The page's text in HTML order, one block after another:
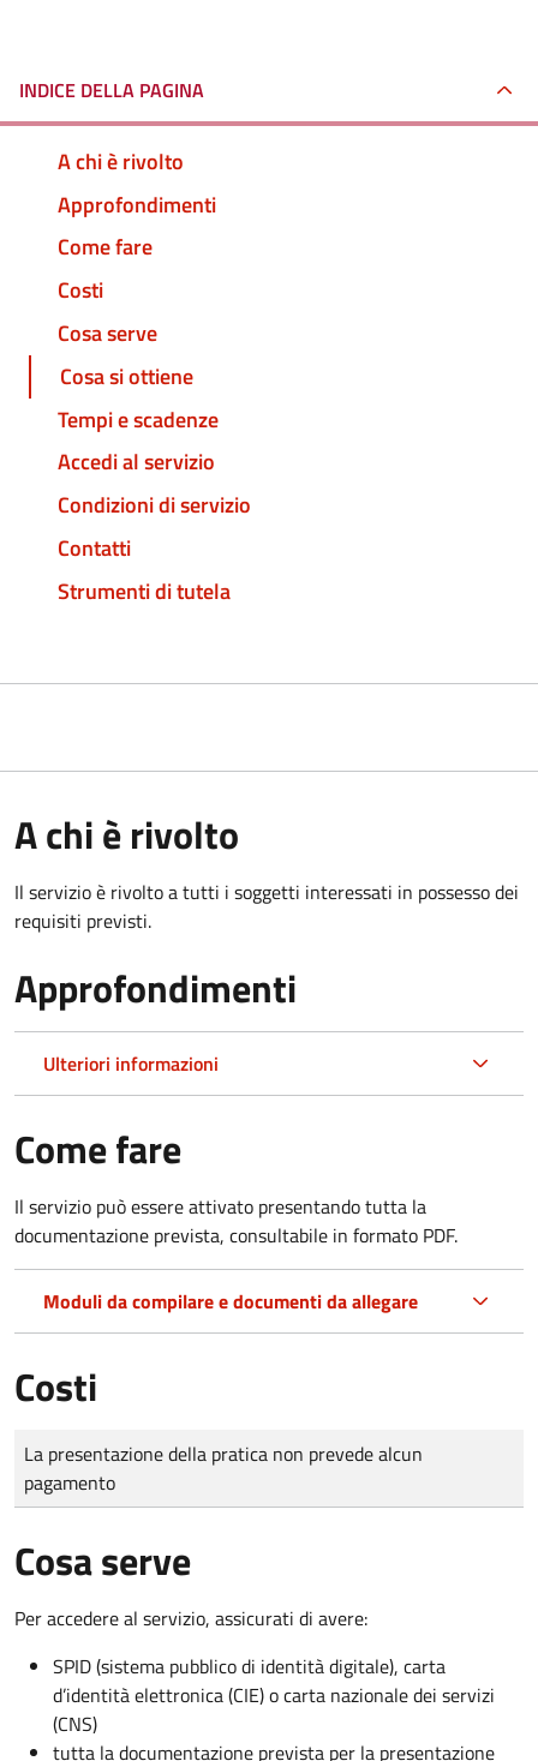
INDICE DELLA PAGINA
A chi è rivolto
Approfondimenti
Come fare
Costi
Cosa serve
Cosa si ottiene
Tempi e scadenze
Accedi al servizio
Condizioni di servizio
Contatti
Strumenti di tutela
A chi è rivolto
Il servizio è rivolto a tutti i soggetti interessati in possesso dei
requisiti previsti.
Approfondimenti
Ulteriori informazioni
Come fare
Il servizio può essere attivato presentando tutta la
documentazione prevista, consultabile in formato PDF.
Moduli da compilare e documenti da allegare
Costi
Tipo di pagamento
Importo
La presentazione della pratica non prevede alcun
pagamento
Cosa serve
Per accedere al servizio, assicurati di avere:
SPID (sistema pubblico di identità digitale), carta
d’identità elettronica (CIE) o carta nazionale dei servizi
(CNS)
tutta la documentazione prevista per la presentazione